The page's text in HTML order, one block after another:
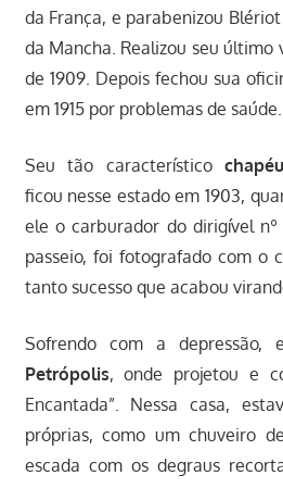
da França, e parabenizou
da Mancha. Realizou seu último
de 1909. Depois fechou sua
em 1915 por problemas de saúde.
Seu tão característico
ficou nesse estado em 1903,
ele o carburador do dirigível
passeio, foi fotografado com o
tanto sucesso que acabou
Sofrendo com a depressão,
Petrópolis, onde projetou e
Encantada”. Nessa casa,
próprias, como um chuveiro
escada com os degraus